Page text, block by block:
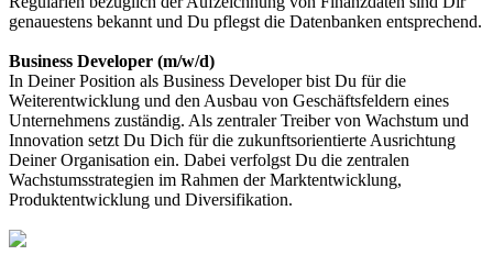
genauestens bekannt und Du pflegst die Datenbanken entsprechend.
Business Developer (m/w/d)
In Deiner Position als Business Developer bist Du für die
Weiterentwicklung und den Ausbau von Geschäftsfeldern eines
Unternehmens zuständig. Als zentraler Treiber von Wachstum und
Innovation setzt Du Dich für die zukunftsorientierte Ausrichtung
Deiner Organisation ein. Dabei verfolgst Du die zentralen
Wachstumsstrategien im Rahmen der Marktentwicklung,
Produktentwicklung und Diversifikation.